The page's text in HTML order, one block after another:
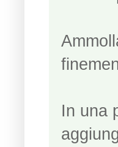
In una